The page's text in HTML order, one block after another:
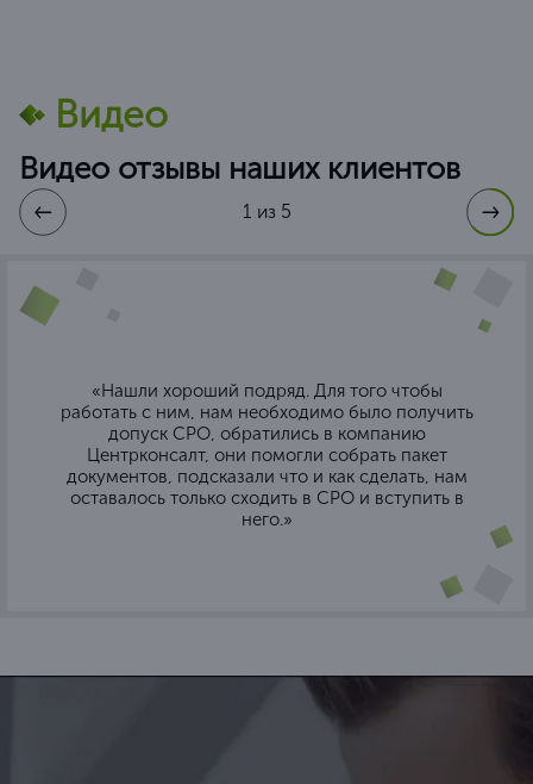
Видео
Видео отзывы наших клиентов
1 из 5
«Нашли хороший подряд. Для того чтобы
работать с ним, нам необходимо было получить
допуск СРО, обратились в компанию
Центрконсалт, они помогли собрать пакет
документов, подсказали что и как сделать, нам
оставалось только сходить в СРО и вступить в
него.»